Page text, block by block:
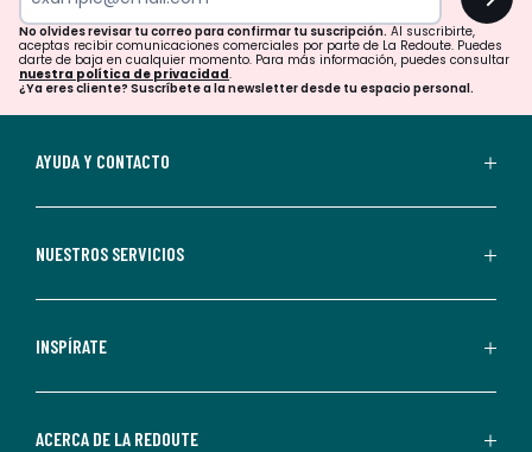
para
confirmar
tu
suscripción.
aceptas
comerciales
personalizadas
parte
No olvides revisar tu correo para confirmar tu suscripción. Al suscribirte,
aceptas recibir comunicaciones comerciales por parte de La Redoute. Puedes
darte de baja en cualquier momento. Para más información, puedes consultar
nuestra política de privacidad.
¿Ya eres cliente? Suscríbete a la newsletter desde tu espacio personal.
AYUDA Y CONTACTO
NUESTROS SERVICIOS
INSPÍRATE
ACERCA DE LA REDOUTE